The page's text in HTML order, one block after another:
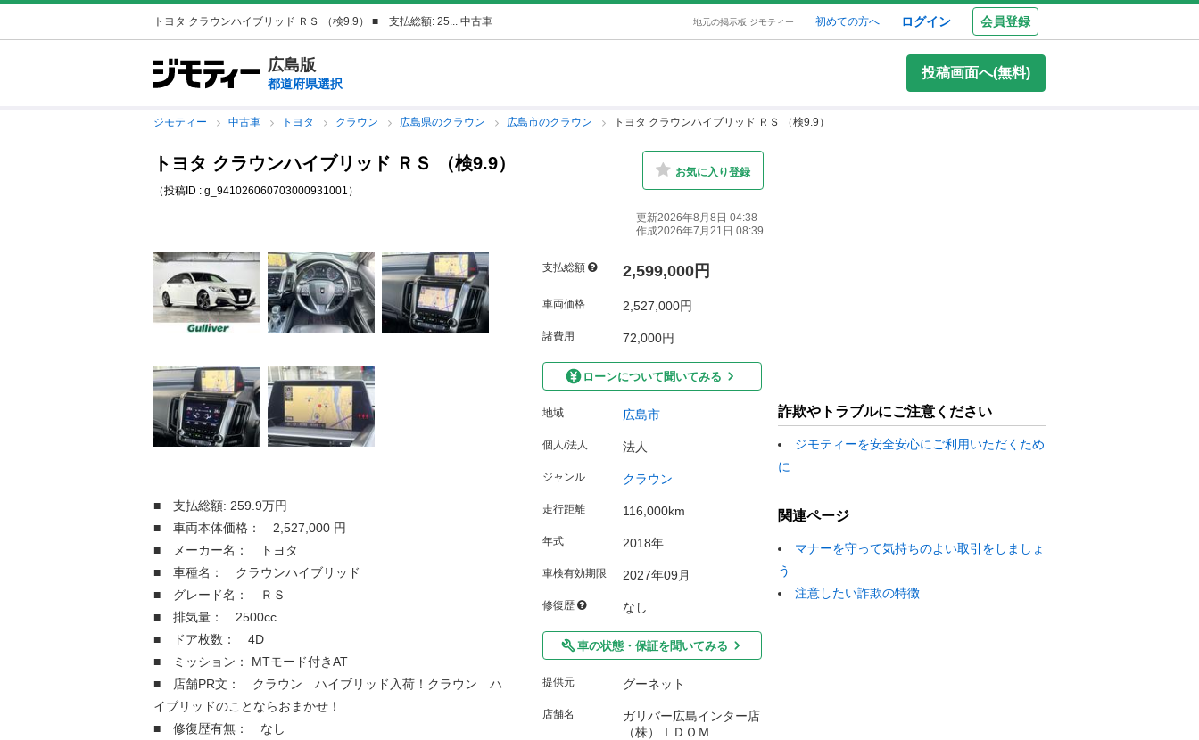
トヨタ クラウンハイブリッド ＲＳ （検9.9） ■ 支払総額: 25... 中古車 地元の掲示板 ジモティー 初めての方へ ログイン 会員登録
広島版
都道府県選択
投稿画面へ(無料)
ジモティー 中古車 トヨタ クラウン 広島県のクラウン 広島市のクラウン トヨタ クラウンハイブリッド ＲＳ （検9.9）
トヨタ クラウンハイブリッド ＲＳ （検9.9）
（投稿ID : g_941026060703000931001）
お気に入り登録
更新2026年8月8日 04:38
作成2026年7月21日 08:39
■ 支払総額: 259.9万円
■ 車両本体価格： 2,527,000 円
■ メーカー名： トヨタ
■ 車種名： クラウンハイブリッド
■ グレード名： ＲＳ
■ 排気量： 2500cc
■ ドア枚数： 4D
■ ミッション： MTモード付きAT
■ 店舗PR文： クラウン ハイブリッド入荷！クラウン ハ
イブリッドのことならおまかせ！
■ 修復歴有無： なし
支払総額 2,599,000円
車両価格 2,527,000円
諸費用 72,000円
ローンについて聞いてみる
地域 広島市
個人/法人 法人
ジャンル クラウン
走行距離 116,000km
年式 2018年
車検有効期限 2027年09月
修復歴 なし
車の状態・保証を聞いてみる
提供元 グーネット
店舗名
ガリバー広島インター店
（株）ＩＤＯＭ
詐欺やトラブルにご注意ください
ジモティーを安全安心にご利用いただくため
に
関連ページ
マナーを守って気持ちのよい取引をしましょ
う
注意したい詐欺の特徴